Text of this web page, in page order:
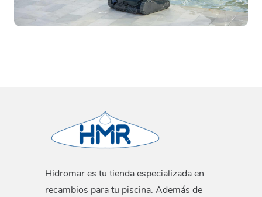
Hidromar es tu tienda especializada en
recambios para tu piscina. Además de